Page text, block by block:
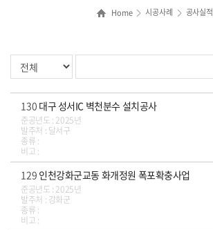
Home 시공사례 공사실적
130 대구 성서IC 벽천분수 설치공사
준공년도 : 2025년
발주처 : 달서구
종류 :
비고 :
129 인천강화군교동 화개정원 폭포확충사업
준공년도 : 2025년
발주처 : 강화군
종류 :
비고 :